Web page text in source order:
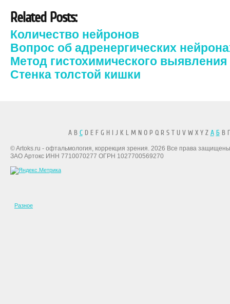
Related Posts:
Количество нейронов
Вопрос об адренергических
Метод гистохимического выявления
Стенка толстой кишки
A B CD E F G H I J K L M N O P Q R S T U V W X Y Z А БВ
© Artoks.ru - офтальмология, коррекция зрения. 2026 Все права
ЗАО Артокс ИНН 7710070277 ОГРН 1027700569270
Разное